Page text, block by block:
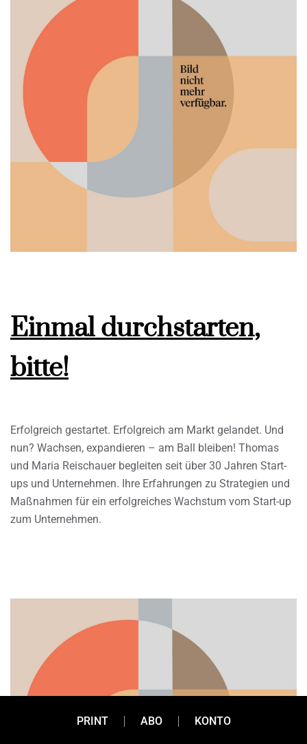
Einmal durchstarten,
bitte!
Erfolgreich gestartet. Erfolgreich am Markt gelandet. Und
nun? Wachsen, expandieren – am Ball bleiben! Thomas
und Maria Reischauer begleiten seit über 30 Jahren Start-
ups und Unternehmen. Ihre Erfahrungen zu Strategien und
Maßnahmen für ein erfolgreiches Wachstum vom Start-up
zum Unternehmen.
PRINT ABO KONTO